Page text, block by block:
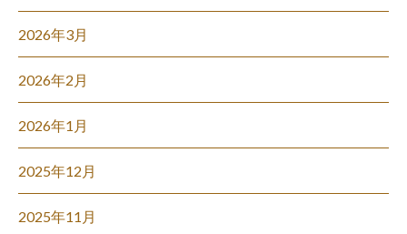
2026年3月
2026年2月
2026年1月
2025年12月
2025年11月